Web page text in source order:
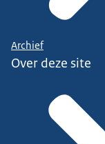
Archief
Over deze site